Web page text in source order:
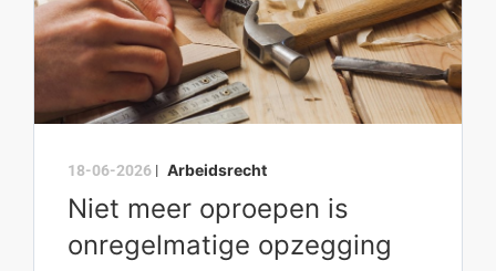
18-06-2026 | Arbeidsrecht
Niet meer oproepen is
onregelmatige opzegging